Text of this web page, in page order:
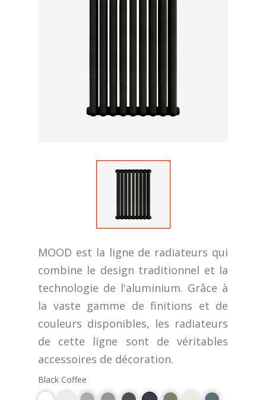
MOOD est la ligne de radiateurs qui
combine le design traditionnel et la
technologie de l'aluminium. Grâce à
la vaste gamme de finitions et de
couleurs disponibles, les radiateurs
de cette ligne sont de véritables
accessoires de décoration.
Black Coffee